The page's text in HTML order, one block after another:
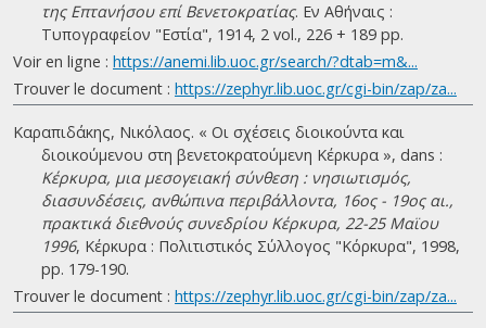
της Επτανήσου επί Βενετοκρατίας. Eν Αθήναις :
Τυπογραφείον "Εστία", 1914, 2 vol., 226 + 189 pp.
Voir en ligne : https://anemi.lib.uoc.gr/search/?dtab=m&...
Trouver le document : https://zephyr.lib.uoc.gr/cgi-bin/zap/za...
Καραπιδάκης, Νικόλαος. « Οι σχέσεις διοικούντα και
διοικούμενου στη βενετοκρατούμενη Κέρκυρα », dans :
Κέρκυρα, μια μεσογειακή σύνθεση : νησιωτισμός,
διασυνδέσεις, ανθώπινα περιβάλλοντα, 16ος - 19ος αι.,
πρακτικά διεθνούς συνεδρίου Κέρκυρα, 22-25 Μαϊου
1996, Κέρκυρα : Πολιτιστικός Σύλλογος "Κόρκυρα", 1998,
pp. 179-190.
Trouver le document : https://zephyr.lib.uoc.gr/cgi-bin/zap/za...